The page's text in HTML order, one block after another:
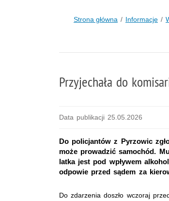
Strona główna Informacje
Przyjechała do
Data publikacji 25.05.2026
Do policjantów z Pyrzowic
może prowadzić samochód.
latka jest pod wpływem
odpowie przed sądem za
Do zdarzenia doszło wczoraj